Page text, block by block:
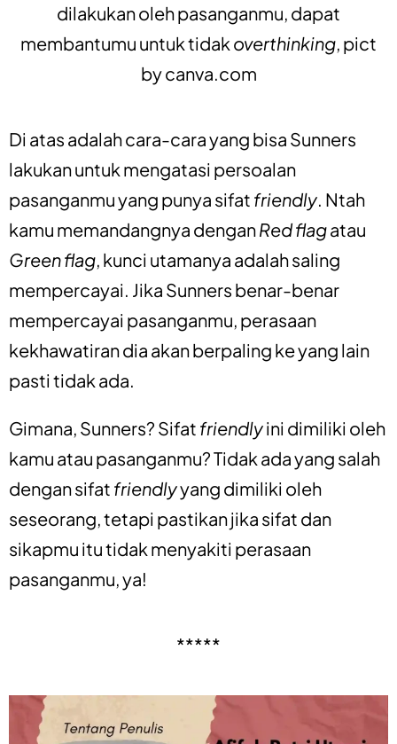
dilakukan oleh pasanganmu, dapat
membantumu untuk tidak overthinking, pict
bycanva.com
Di atas adalah cara-cara yang bisa Sunners
lakukan untuk mengatasi persoalan
pasanganmu yang punya sifat friendly. Ntah
kamu memandangnya denganRed flagatau
Green flag, kunci utamanya adalah saling
mempercayai. Jika Sunners benar-benar
mempercayai pasanganmu, perasaan
kekhawatiran dia akan berpaling ke yang lain
pasti tidak ada.
Gimana, Sunners? Sifat friendlyini dimiliki oleh
kamu atau pasanganmu? Tidak ada yang salah
dengan sifat friendlyyang dimiliki oleh
seseorang, tetapi pastikan jika sifat dan
sikapmu itu tidak menyakiti perasaan
pasanganmu, ya!
*****